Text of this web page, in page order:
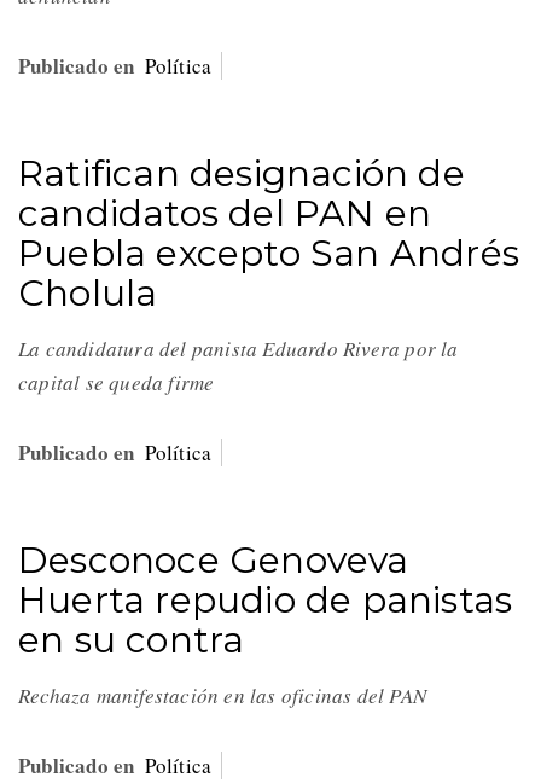
Publicado en Política
Ratifican designación de
candidatos del PAN en
Puebla excepto San Andrés
Cholula
La candidatura del panista Eduardo Rivera por la
capital se queda firme
Publicado en Política
Desconoce Genoveva
Huerta repudio de panistas
en su contra
Rechaza manifestación en las oficinas del PAN
Publicado en Política